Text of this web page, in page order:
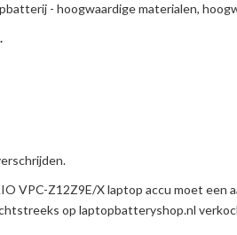
- hoogwaardige materialen,
VPC-Z12Z9E/X laptop accu moet een
op laptopbatteryshop.nl